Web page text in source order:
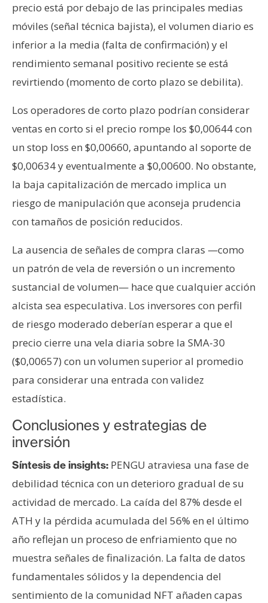
precio está por debajo de las principales medias
móviles (señal técnica bajista), el volumen diario es
inferior a la media (falta de confirmación) y el
rendimiento semanal positivo reciente se está
revirtiendo (momento de corto plazo se debilita).
Los operadores de corto plazo podrían considerar
ventas en corto si el precio rompe los $0,00644 con
un stop loss en $0,00660, apuntando al soporte de
$0,00634 y eventualmente a $0,00600. No obstante,
la baja capitalización de mercado implica un
riesgo de manipulación que aconseja prudencia
con tamaños de posición reducidos.
La ausencia de señales de compra claras —como
un patrón de vela de reversión o un incremento
sustancial de volumen— hace que cualquier acción
alcista sea especulativa. Los inversores con perfil
de riesgo moderado deberían esperar a que el
precio cierre una vela diaria sobre la SMA-30
($0,00657) con un volumen superior al promedio
para considerar una entrada con validez
estadística.
Conclusiones y estrategias de
inversión
Síntesis de insights: PENGU atraviesa una fase de
debilidad técnica con un deterioro gradual de su
actividad de mercado. La caída del 87% desde el
ATH y la pérdida acumulada del 56% en el último
año reflejan un proceso de enfriamiento que no
muestra señales de finalización. La falta de datos
fundamentales sólidos y la dependencia del
sentimiento de la comunidad NFT añaden capas